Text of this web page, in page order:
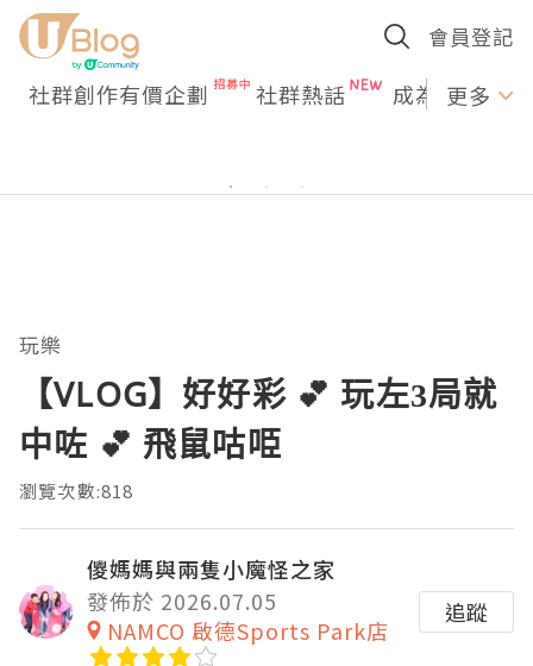
會員登記
社群創作有價企劃 社群熱話 成為U更多
玩樂
【VLOG】好好彩 💕 玩左3局就
中咗 💕 飛鼠咕𠱸
瀏覽次數:818
儍媽媽與兩隻小魔怪之家
發佈於 2026.07.05
NAMCO 啟德Sports Park店
追蹤